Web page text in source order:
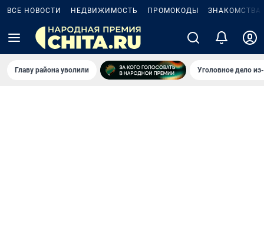
ВСЕ НОВОСТИ НЕДВИЖИМОСТЬ ПРОМОКОДЫ ЗНАКОМСТВА
Главу района уволили Уголовное дело